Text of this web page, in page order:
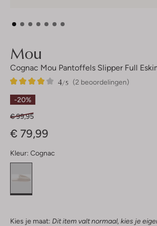
Mou
Cognac Mou Pantoffels Slipper Full
(2 beoordelingen)
4/5
2
4
Sterren
-20%
€ 99,95
€ 79,99
Kleur: Cognac
Kies je maat: Dit item valt normaal, kies je